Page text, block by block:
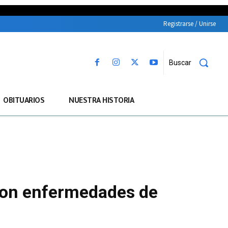
Registrarse / Unirse
Buscar
OBITUARIOS NUESTRA HISTORIA
enfermedades de